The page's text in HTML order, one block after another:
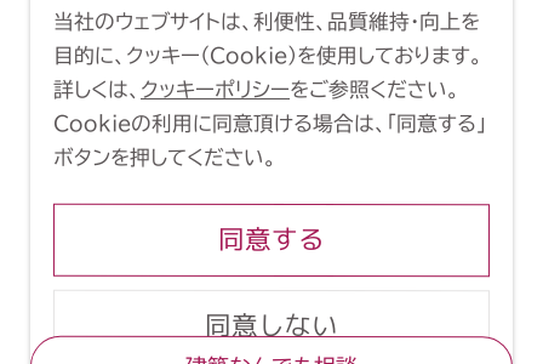
Copyright (C) 1998-2026 Yasui
Architects & Engineers, Inc.
当社のウェブサイトは、利便性、品質維持・向上を
目的に、クッキー（Cookie）を使用しております。
詳しくは、 クッキーポリシーをご参照ください。
Cookieの利用に同意頂ける場合は、「同意する」
ボタンを押してください。
同意する
同意しない